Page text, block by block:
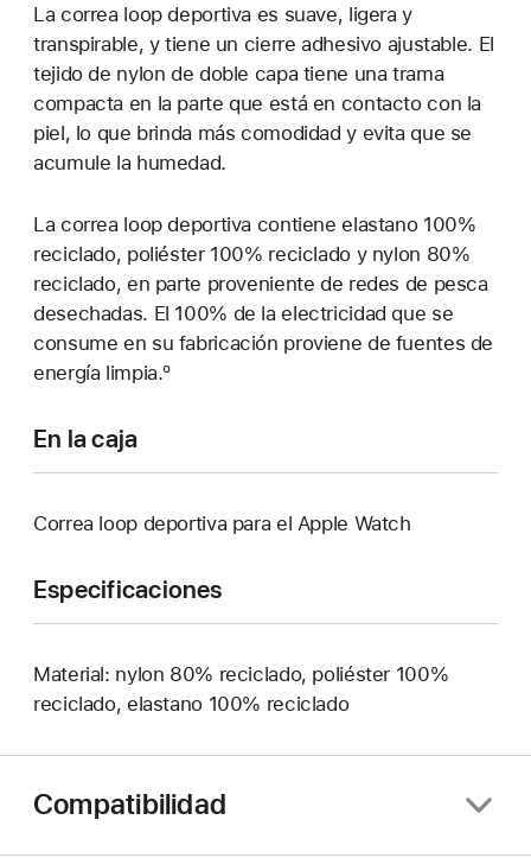
La correa loop deportiva es suave, ligera y
transpirable, y tiene un cierre adhesivo ajustable. El
tejido de nylon de doble capa tiene una trama
compacta en la parte que está en contacto con la
piel, lo que brinda más comodidad y evita que se
acumule la humedad.
La correa loop deportiva contiene elastano 100%
reciclado, poliéster 100% reciclado y nylon 80%
reciclado, en parte proveniente de redes de pesca
desechadas. El 100% de la electricidad que se
consume en su fabricación proviene de fuentes de
energía limpia.º
En la caja
Correa loop deportiva para el Apple Watch
Especificaciones
Material: nylon 80% reciclado, poliéster 100%
reciclado, elastano 100% reciclado
Compatibilidad